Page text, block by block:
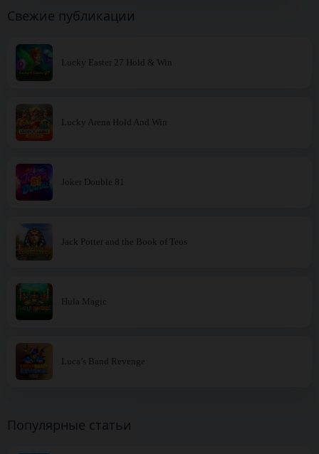
Свежие публикации
Lucky Easter 27 Hold & Win
Lucky Arena Hold And Win
Joker Double 81
Jack Potter and the Book of Teos
Hula Magic
Luca’s Band Revenge
Популярные статьи